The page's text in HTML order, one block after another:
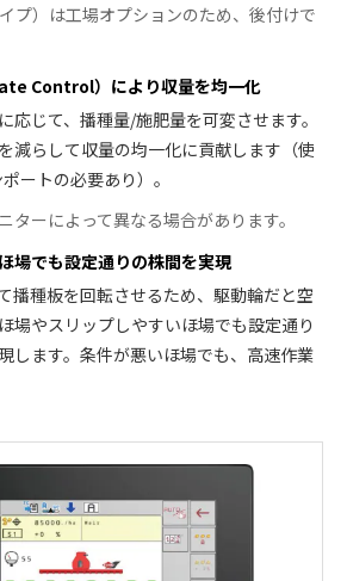
プ）は工場オプションのため、後付けで
Control）により収量を均一化
応じて、播種量/施肥量を可変させます。
減らして収量の均一化に貢献します（使
ートの必要あり）。
ターによって異なる場合があります。
場でも設定通りの株間を実現
播種板を回転させるため、駆動輪だと空
場やスリップしやすいほ場でも設定通り
します。条件が悪いほ場でも、高速作業